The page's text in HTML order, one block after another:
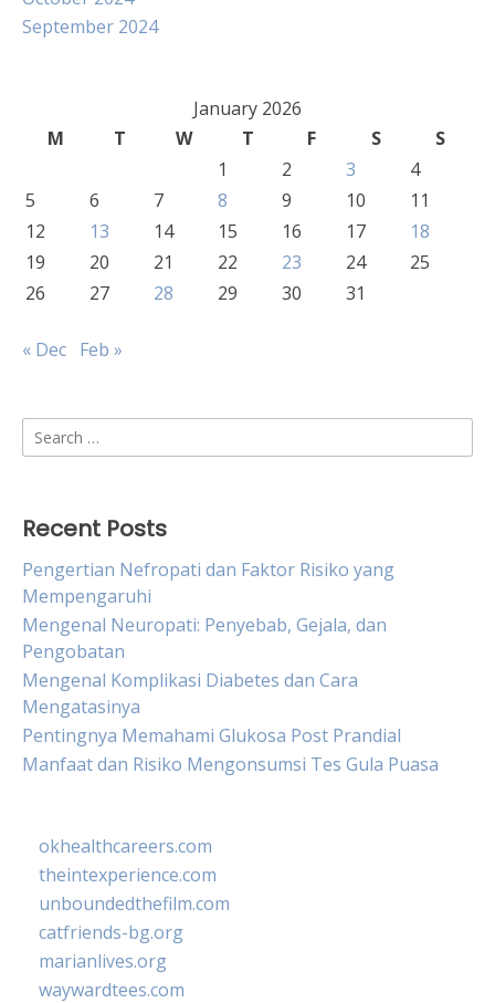
September 2024
January 2026
M
T W T F S
S
1
2 3
4
5
6 7 8 9 10
11
12
13 14 15 16 17
18
19
20 21 22 23 24
25
26
27 28 29 30 31
« Dec Feb »
Search
for:
Recent Posts
Pengertian Nefropati dan Faktor Risiko yang
Mempengaruhi
Mengenal Neuropati: Penyebab, Gejala, dan
Pengobatan
Mengenal Komplikasi Diabetes dan Cara
Mengatasinya
Pentingnya Memahami Glukosa Post Prandial
Manfaat dan Risiko Mengonsumsi Tes Gula Puasa
okhealthcareers.com
theintexperience.com
unboundedthefilm.com
catfriends-bg.org
marianlives.org
waywardtees.com